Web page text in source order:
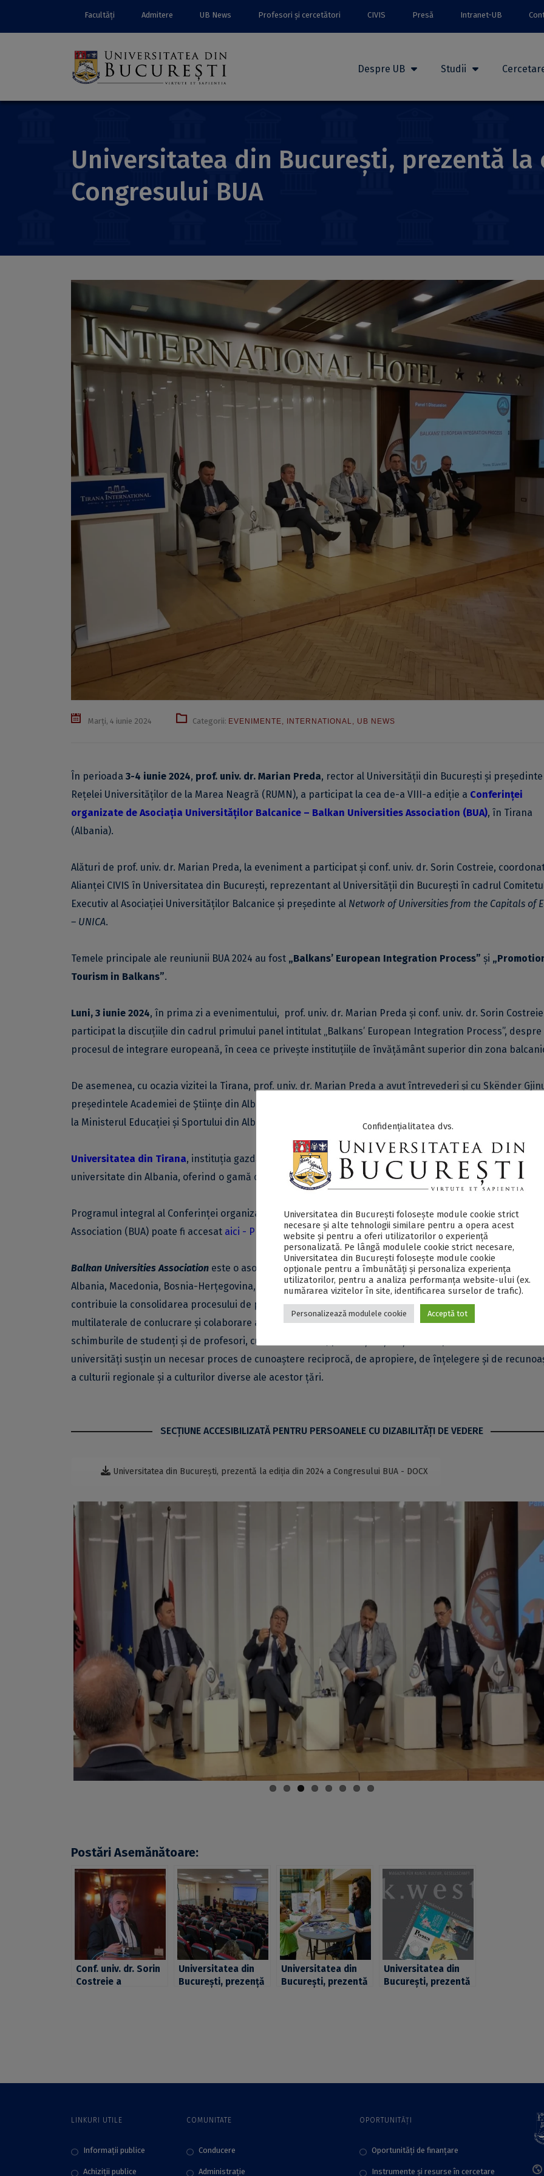
Facultăți Admitere UB News Profesori și cercetători CIVIS Presă Intranet-UB
Despre UB Studii
Universitatea din București, prezentă la
Congresului BUA
Marți, 4 iunie 2024 Categorii: EVENIMENTE INTERNATIONAL UB NEWS
În perioada 3-4 iunie 2024, prof. univ. dr. Marian Preda, rector al Universității din București și
Rețelei Universităților de la Marea Neagră (RUMN), a participat la cea de-a VIII-a ediție a Conferinței
organizate de Asociația Universităților Balcanice – Balkan Universities Association (BUA), în Tirana
(Albania).
Alături de prof. univ. dr. Marian Preda, la eveniment a participat și conf. univ. dr. Sorin Costreie,
Alianței CIVIS în Universitatea din București, reprezentant al Universității din București în cadrul
Executiv al Asociației Universităților Balcanice și președinte al Network of Universities from the Capitals of
– UNICA.
Temele principale ale reuniunii BUA 2024 au fost „Balkans’ European Integration Process” și
Tourism in Balkans”.
Luni, 3 iunie 2024, în prima zi a evenimentului, prof. univ. dr. Marian Preda și conf. univ. dr. Sorin
participat la discuțiile din cadrul primului panel intitulat „Balkans’ European Integration Process”, despre
procesul de integrare europeană, în ceea ce privește instituțiile de învățământ superior din zona
De asemenea, cu ocazia vizitei la Tirana, prof. univ. dr. Marian Preda a avut întrevederi și cu Skënder
președintele Academiei de Științe din Albania, dar și cu Ana Kapaj, secretar de stat pentru Învățământ
la Ministerul Educației și Sportului din Albania.
Universitatea din Tirana, instituția gazdă a evenimentului din acest an, este cea mai veche și mai mare
universitate din Albania, oferind o gamă completă de programe de licență, masterat și doctorat.
Programul integral al Conferinței organizate de Asociația Universităților Balcanice – Balkan Universities
Association (BUA) poate fi accesat aici - PDF
Balkan Universities Association este o asociație alcătuită din 92 de universități din Grecia, Bulgaria, Turcia,
Albania, Macedonia, Bosnia-Herțegovina, Muntenegru, Kosovo, Serbia și România. BUA își propune să
contribuie la consolidarea procesului de pace și de stabilitate în Balcani prin dezvoltarea relațiilor bi- și
multilaterale de conlucrare și colaborare academică și științifică între universitățile membre. Conferințele,
schimburile de studenți și de profesori, cursurile de vară, publicațiile științifice ale profesorilor acestor
universități susțin un necesar proces de cunoaștere reciprocă, de apropiere, de înțelegere și de
a culturii regionale și a culturilor diverse ale acestor țări.
SECŢIUNE ACCESIBILIZATĂ PENTRU PERSOANELE CU DIZABILITĂŢI DE VEDERE
Universitatea din București, prezentă la ediția din 2024 a Congresului BUA - DOCX
Postări Asemănătoare:
Conf. univ. dr. Sorin
Costreie a
Universitatea din
București, prezență
Sociologie și
Universitatea din
București, prezentă
Universitatea din
București, prezentă
LINKURI UTILE
Informații publice
Achiziții publice
COMUNITATE
Conducere
Administraţie
OPORTUNITĂȚI
Oportunități de finanțare
Instrumente și resurse în cercetare
Confidențialitatea dvs.
Universitatea din București folosește module cookie strict
necesare și alte tehnologii similare pentru a opera acest
website și pentru a oferi utilizatorilor o experiență
personalizată. Pe lângă modulele cookie strict necesare,
Universitatea din București folosește module cookie
opționale pentru a îmbunătăți și personaliza experiența
utilizatorilor, pentru a analiza performanța website-ului (ex.
numărarea vizitelor în site, identificarea surselor de trafic).
Personalizează modulele cookie Acceptă tot